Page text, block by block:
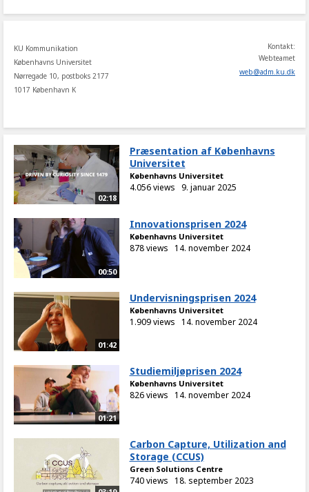
KU Kommunikation
Københavns Universitet
Nørregade 10, postboks 2177
1017 København K
Kontakt:
Webteamet
web@adm.ku.dk
02:18
Præsentation af Københavns
Universitet
Københavns Universitet
4.056 views 9. januar 2025
00:50
Innovationsprisen 2024
Københavns Universitet
878 views 14. november 2024
01:42
Undervisningsprisen 2024
Københavns Universitet
1.909 views 14. november 2024
01:21
Studiemiljøprisen 2024
Københavns Universitet
826 views 14. november 2024
Carbon Capture, Utilization and
Storage (CCUS)
Green Solutions Centre
740 views 18. september 2023